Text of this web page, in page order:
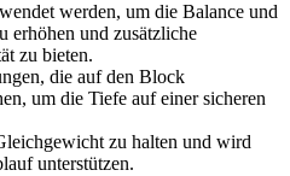
werden, ‌um die Balance und
erhöhen und zusätzliche
zu bieten.
die auf den Block
um die Tiefe​ auf ⁢einer sicheren
zu halten‌ und ‍wird
unterstützen.